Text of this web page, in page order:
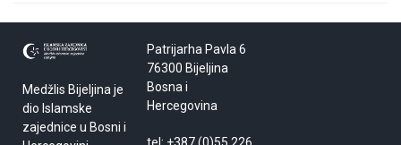
Medžlis Bijeljina je
dio Islamske
zajednice u Bosni i
Patrijarha Pavla 6
76300 Bijeljina
Bosna i
Hercegovina